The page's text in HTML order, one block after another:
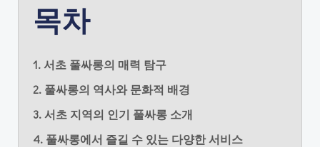
목차
1. 서초 풀싸롱의 매력 탐구
2. 풀싸롱의 역사와 문화적 배경
3. 서초 지역의 인기 풀싸롱 소개
4. 풀싸롱에서 즐길 수 있는 다양한 서비스